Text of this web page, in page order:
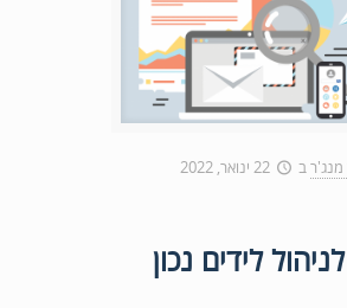
מנג'ר ב 22 ינואר, 2022
לידים נכון